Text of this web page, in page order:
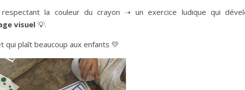
la couleur du crayon ➝ un exercice ludique qui
visuel💡.
plaît beaucoup aux enfants 💛